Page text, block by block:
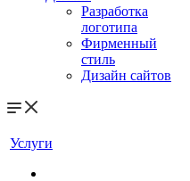
Разработка
логотипа
Фирменный
стиль
Дизайн сайтов
Услуги